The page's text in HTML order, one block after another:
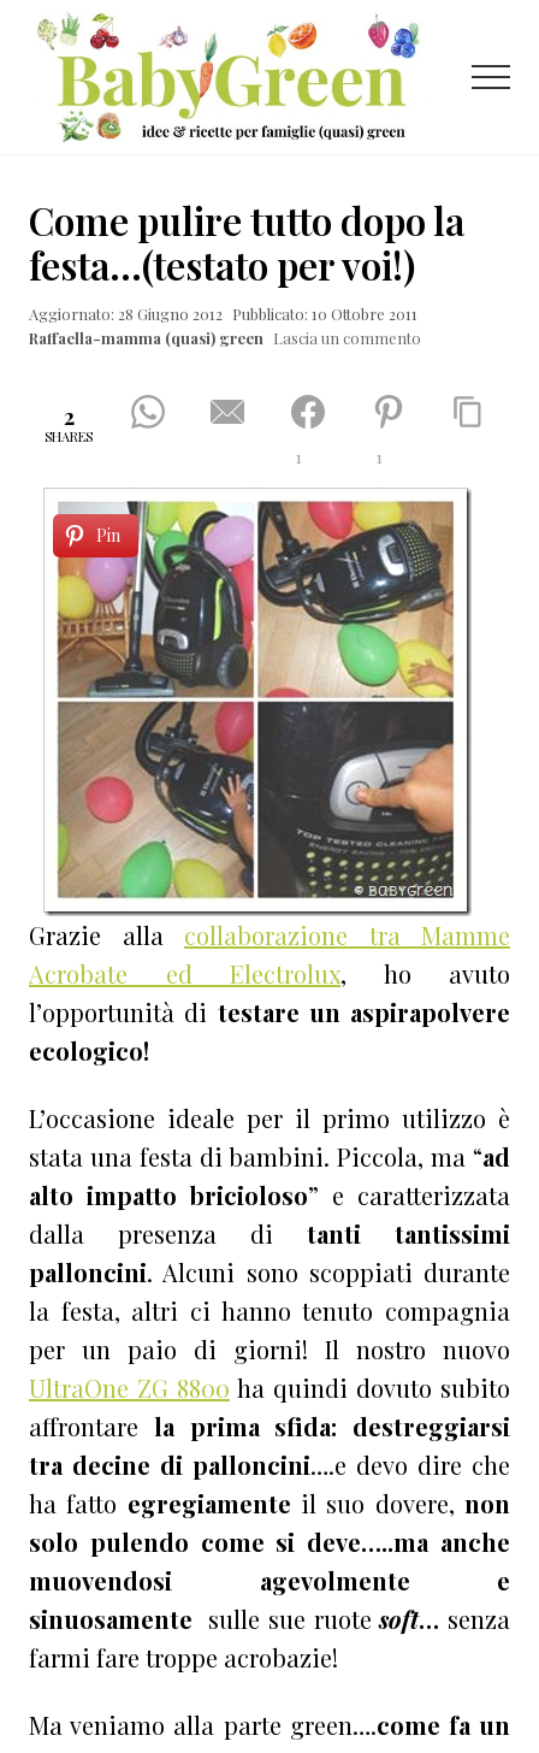
Menu
Passa
contenuto
principale
Passa
laterale
primaria
Passa
ricette
per
famiglie
Menu
Come pulire tutto dopo la
festa…(testato per voi!)
Aggiornato: 28 Giugno 2012 Pubblicato: 10 Ottobre 2011
Raffaella-mamma (quasi) green Lascia un commento
2
SHARES
1 1
Pin
Grazie alla collaborazione tra Mamme
Acrobate ed Electrolux, ho avuto
l’opportunità di testare un aspirapolvere
ecologico!
L’occasione ideale per il primo utilizzo è
stata una festa di bambini. Piccola, ma “ad
alto impatto bricioloso” e caratterizzata
dalla presenza di tanti tantissimi
palloncini. Alcuni sono scoppiati durante
la festa, altri ci hanno tenuto compagnia
per un paio di giorni! Il nostro nuovo
UltraOne ZG 8800 ha quindi dovuto subito
affrontare la prima sfida: destreggiarsi
tra decine di palloncini….e devo dire che
ha fatto egregiamente il suo dovere,non
solo pulendo come si deve…..ma anche
muovendosi agevolmente e
sinuosamente sulle sue ruotesoft… senza
farmi fare troppe acrobazie!
Ma veniamo alla parte green….come fa un